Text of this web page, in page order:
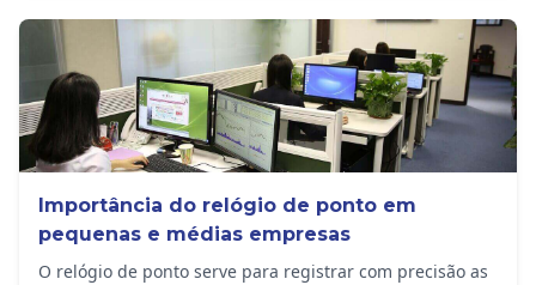
Importância do relógio de ponto em
pequenas e médias empresas
O relógio de ponto serve para registrar com precisão as